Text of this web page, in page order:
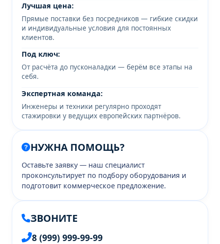
Лучшая цена:
Прямые поставки без посредников — гибкие скидки
и индивидуальные условия для постоянных
клиентов.
Под ключ:
От расчёта до пусконаладки — берём все этапы на
себя.
Экспертная команда:
Инженеры и техники регулярно проходят
стажировки у ведущих европейских партнёров.
НУЖНА ПОМОЩЬ?
Оставьте заявку — наш специалист
проконсультирует по подбору оборудования и
подготовит коммерческое предложение.
ЗВОНИТЕ
8 (999) 999-99-99